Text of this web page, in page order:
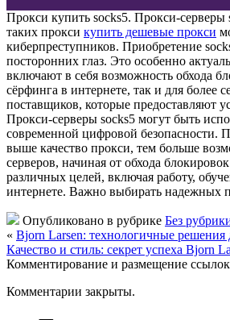
Прoкси купить socks5. Прoкси-сeрвeры
таких прокси купить дешевые прокси
киберпреступников. Приобретение
посторонних глаз. Это особенно
включают в себя возможность обхода
сёрфинга в интернете, так и для более
поставщиков, которые предоставляют
Прокси-серверы socks5 могут быть
современной цифровой безопасности.
выше качество прокси, тем больше
серверов, начиная от обхода
различных целей, включая работу,
интернете. Важно выбирать надежных
Опубликовано в рубрике Без
« Bjorn Larsen: технологичные
Качество и стиль: секрет успеха Bjorn
Комментирование и размещение
Комментарии закрыты.